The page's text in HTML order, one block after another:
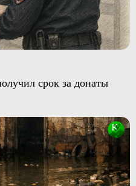
срок за донаты